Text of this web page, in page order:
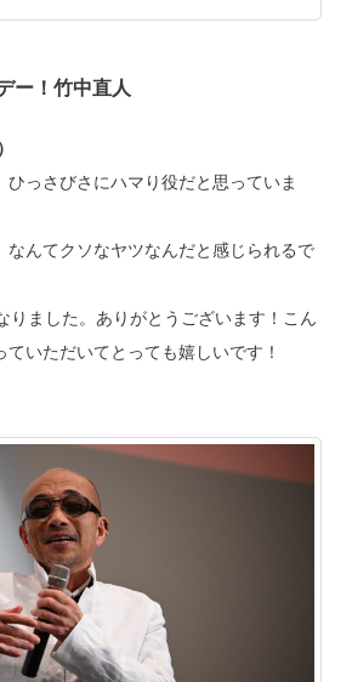
ー！竹中直人
ひっさびさにハマり役だと思っていま
なんてクソなヤツなんだと感じられるで
りました。ありがとうございます！こん
いただいてとっても嬉しいです！